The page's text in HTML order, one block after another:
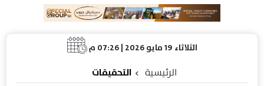
الثلاثاء 19 مايو 2026 | 07:26 م
الرئيسية التحقيقات